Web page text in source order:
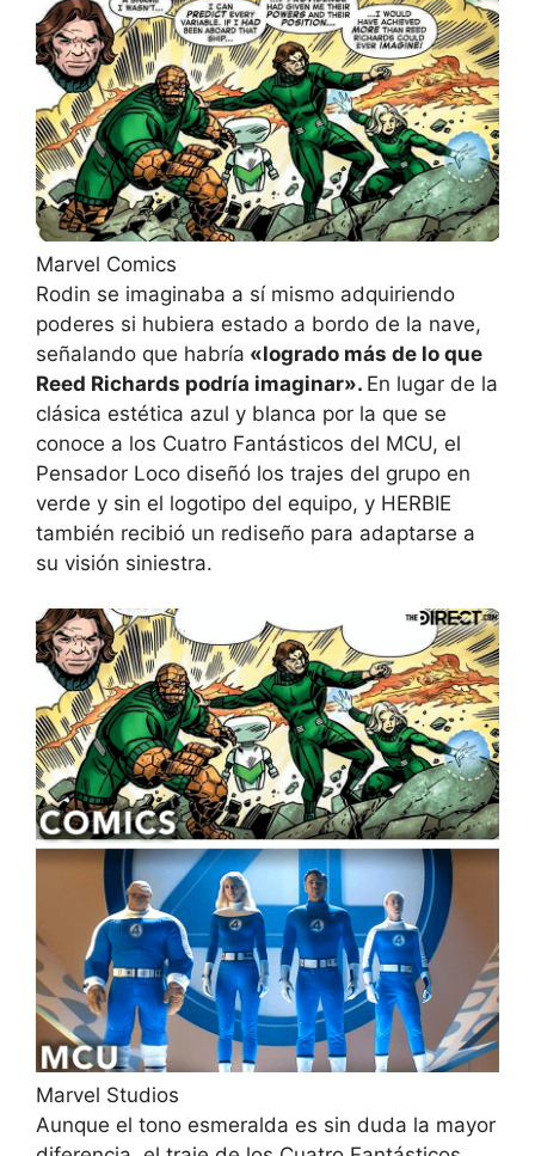
Marvel Comics
Rodin se imaginaba a sí mismo adquiriendo
poderes si hubiera estado a bordo de la nave,
señalando que habría «logrado más de lo que
Reed Richards podría imaginar». En lugar de la
clásica estética azul y blanca por la que se
conoce a los Cuatro Fantásticos del MCU, el
Pensador Loco diseñó los trajes del grupo en
verde y sin el logotipo del equipo, y HERBIE
también recibió un rediseño para adaptarse a
su visión siniestra.
Marvel Studios
Aunque el tono esmeralda es sin duda la mayor